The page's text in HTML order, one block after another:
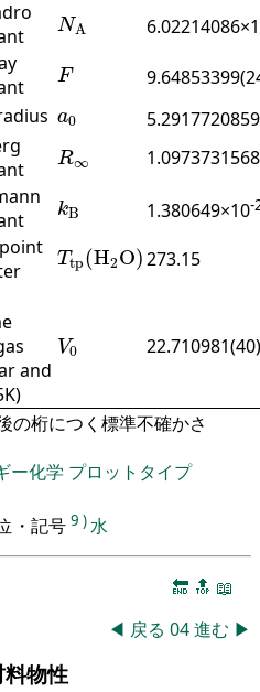
NA
NA
F
F
a0
a0
R∞
R∞
kB
k 1.380649×10-
Ttp(H2O)
Ttp(H 2O)273.15
and
V0
V0 22.710981(40)
の桁につく標準不確かさ
ー化学 プロットタイプ
・記号 9 )水
🔚 🔝 📖
◀ 戻る 04進む ▶
物性